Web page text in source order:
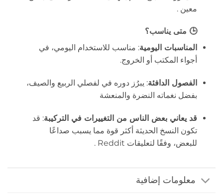
معين .
🕒 متى يناسب؟
المناسبات اليومية: مناسب للاستخدام اليومي، في
أجواء المكتب أو الخروج.
الفصول الدافئة: يبرُز دوره في لفصلي الربيع والصيف،
بفضل نغماته النضرة والمنعشة
قد يعاني بعض الناس من التغييرات في التركيبة: قد
تكون النسخ الحديثة أكثر قوة مما يسبب صداعًا
للبعض، وفقًا لتعليقات Reddit
.
معلومات إضافية